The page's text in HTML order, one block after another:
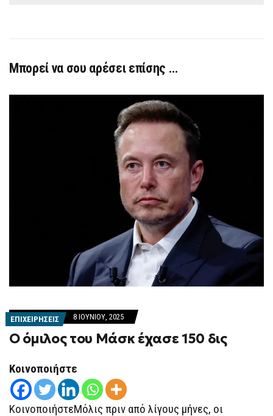
Μπορεί να σου αρέσει επίσης …
ΕΠΙΧΕΙΡΗΣΕΙΣ 8 ΙΟΥΝΊΟΥ, 2025
Ο όμιλος του Μάσκ έχασε 150 δις
Κοινοποιήστε
ΚοινοποιήστεΜόλις πριν από λίγους μήνες, οι